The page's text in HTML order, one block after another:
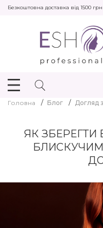
Безкоштовна доставка від 1500 грн
Головна Блог Догляд
ЯК